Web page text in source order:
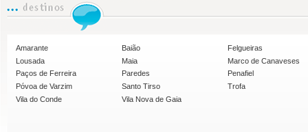
Amarante Baião
Felgueiras
Lousada
Maia
Marco de Canaveses
Paços de Ferreira
Paredes
Penafiel
Póvoa de Varzim
Santo Tirso
Trofa
Vila do Conde
Vila Nova de Gaia